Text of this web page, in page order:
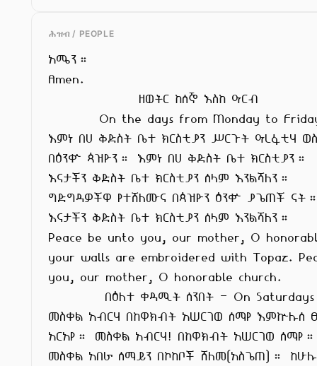
ሕዝብ / PEOPLE
አሜን።
Amen.
እምነ በሀ ቅድስት ቤተ ክርስቲያን ሥርጉት ዓረፋቲሃ
በዕንቍ ጳዝዮን። እምነ በሀ ቅድስት ቤተ ክርስቲያን።
እናታችን ቅድስት ቤተ ክርስቲያን ሰላም እንልሻለን።
ግድግዳዎችዋ የተሸለሙና በጳዝዮን ዕንቍ ያጌጠች
እናታችን ቅድስት ቤተ ክርስቲያን ሰላም እንልሻለን።
Peace be unto you, our mother, O
your walls are embroidered with Topaz.
you, our mother, O honorable church.
መስቀል አብርሃ በከዋክብት አሠርገወ ሰማየ እምኵሉሰ
አርአየ። መስቀል አብርሃ! በከዋክብት አሠርገወ ሰማየ።
መስቀል አበራ ሰማይን በኮከቦች ሸለመ(አስጌጠ)።